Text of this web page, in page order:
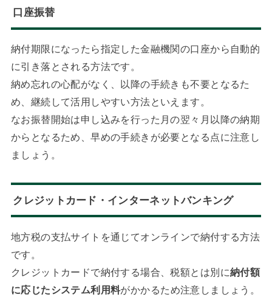
口座振替
納付期限になったら指定した金融機関の口座から自動的
に引き落とされる方法です。
納め忘れの心配がなく、以降の手続きも不要となるた
め、継続して活用しやすい方法といえます。
なお振替開始は申し込みを行った月の翌々月以降の納期
からとなるため、早めの手続きが必要となる点に注意し
ましょう。
クレジットカード・インターネットバンキング
地方税の支払サイトを通じてオンラインで納付する方法
です。
クレジットカードで納付する場合、税額とは別に納付額
に応じたシステム利用料がかかるため注意しましょう。